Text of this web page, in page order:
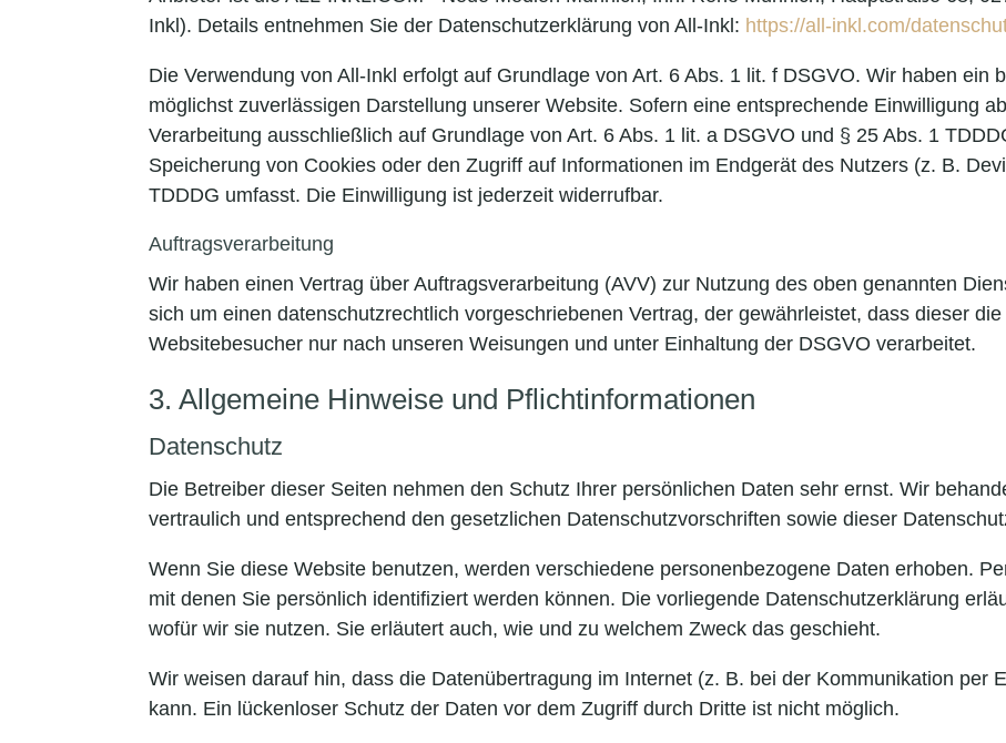
Inkl). Details entnehmen Sie der Datenschutzerklärung von All-Inkl: https://all-inkl.com/
Die Verwendung von All-Inkl erfolgt auf Grundlage von Art. 6 Abs. 1 lit. f DSGVO. Wir haben ein
möglichst zuverlässigen Darstellung unserer Website. Sofern eine entsprechende Einwilligung
Verarbeitung ausschließlich auf Grundlage von Art. 6 Abs. 1 lit. a DSGVO und § 25 Abs. 1
Speicherung von Cookies oder den Zugriff auf Informationen im Endgerät des Nutzers (z. B.
TDDDG umfasst. Die Einwilligung ist jederzeit widerrufbar.
Auftragsverarbeitung
Wir haben einen Vertrag über Auftragsverarbeitung (AVV) zur Nutzung des oben genannten
sich um einen datenschutzrechtlich vorgeschriebenen Vertrag, der gewährleistet, dass dieser
Websitebesucher nur nach unseren Weisungen und unter Einhaltung der DSGVO verarbeitet.
3. Allgemeine Hinweise und Pflicht­informationen
Datenschutz
Die Betreiber dieser Seiten nehmen den Schutz Ihrer persönlichen Daten sehr ernst. Wir
vertraulich und entsprechend den gesetzlichen Datenschutzvorschriften sowie dieser
Wenn Sie diese Website benutzen, werden verschiedene personenbezogene Daten erhoben.
mit denen Sie persönlich identifiziert werden können. Die vorliegende Datenschutzerklärung
wofür wir sie nutzen. Sie erläutert auch, wie und zu welchem Zweck das geschieht.
Wir weisen darauf hin, dass die Datenübertragung im Internet (z. B. bei der Kommunikation per
kann. Ein lückenloser Schutz der Daten vor dem Zugriff durch Dritte ist nicht möglich.